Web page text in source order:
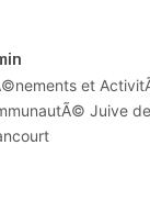
et
Juive